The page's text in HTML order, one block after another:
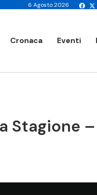
6 Agosto 2026
Cronaca Eventi
Stagione